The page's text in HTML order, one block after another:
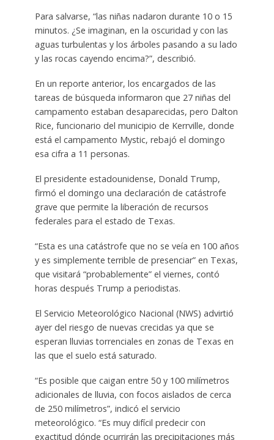
Para salvarse, “las niñas nadaron durante 10 o 15
minutos. ¿Se imaginan, en la oscuridad y con las
aguas turbulentas y los árboles pasando a su lado
y las rocas cayendo encima?”, describió.
En un reporte anterior, los encargados de las
tareas de búsqueda informaron que 27 niñas del
campamento estaban desaparecidas, pero Dalton
Rice, funcionario del municipio de Kerrville, donde
está el campamento Mystic, rebajó el domingo
esa cifra a 11 personas.
El presidente estadounidense, Donald Trump,
firmó el domingo una declaración de catástrofe
grave que permite la liberación de recursos
federales para el estado de Texas.
“Esta es una catástrofe que no se veía en 100 años
y es simplemente terrible de presenciar” en Texas,
que visitará “probablemente” el viernes, contó
horas después Trump a periodistas.
El Servicio Meteorológico Nacional (NWS) advirtió
ayer del riesgo de nuevas crecidas ya que se
esperan lluvias torrenciales en zonas de Texas en
las que el suelo está saturado.
“Es posible que caigan entre 50 y 100 milímetros
adicionales de lluvia, con focos aislados de cerca
de 250 milímetros”, indicó el servicio
meteorológico. “Es muy difícil predecir con
exactitud dónde ocurrirán las precipitaciones más